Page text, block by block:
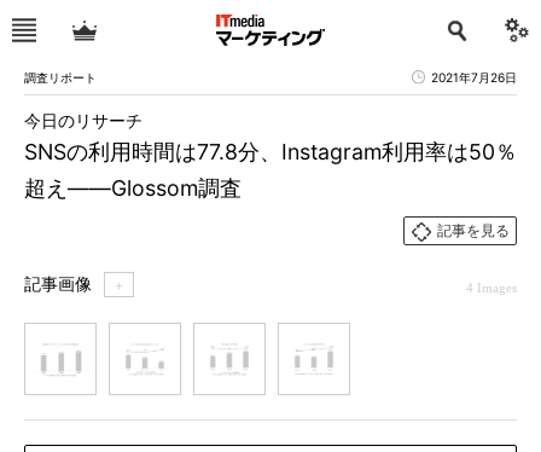
調査リポート 2021年7月26日
SNSの利用時間は77.8分、Instagram利用率は50％
超え――Glossom調査
今日のリサーチ
記事を見る
記事画像 ＋ 4 Images